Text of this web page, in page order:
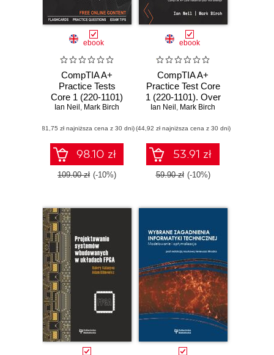
ebook
CompTIA A+
Practice Tests
Core 1 (220-1101)
and Core 2 (220-
CompTIA A+
exams on your first
attempt with
rigorous practice
questions
Ian Neil , Mark Birch
(81,75 zł najniższa cena z 30 dni)
98.10 zł
109.00 zł (-10%)
ebook
CompTIA A+
Practice Test Core
1 (220-1101). Over
500 practice
you pass the
CompTIA A+ Core
1 exam on your
first attempt
Ian Neil , Mark Birch
(44,92 zł najniższa cena z 30 dni)
53.91 zł
59.90 zł (-10%)